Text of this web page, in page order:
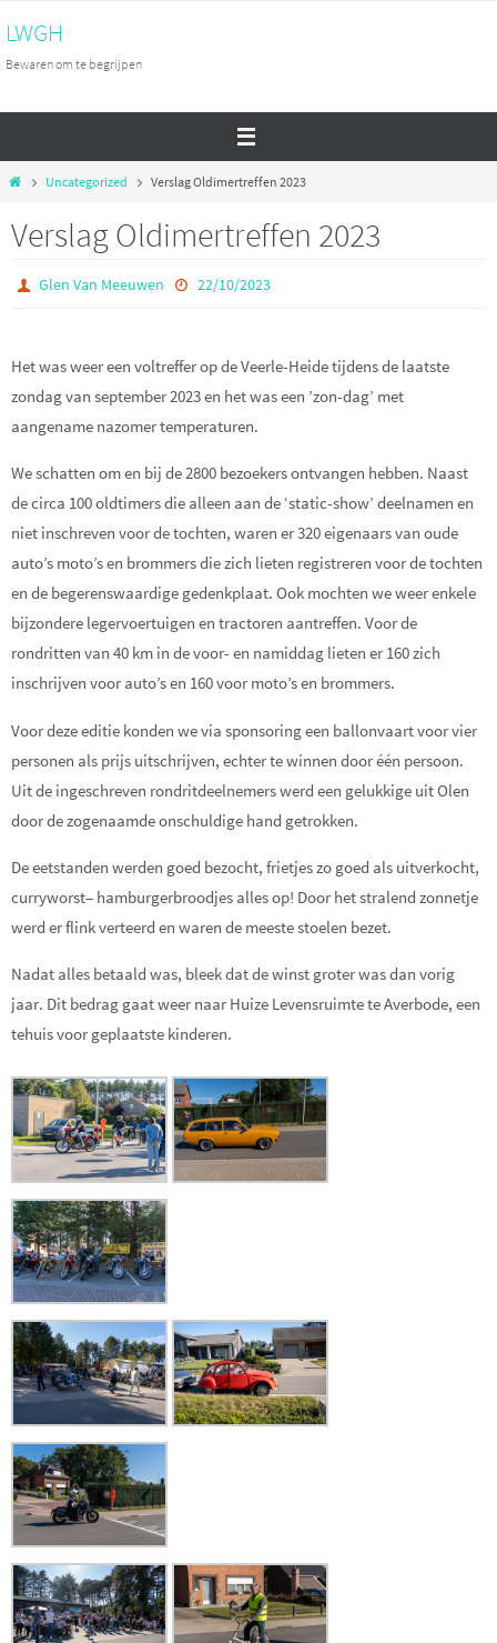
naar
de
LWGH
Bewaren om te begrijpen
HomeUncategorized Verslag Oldimertreffen 2023
Verslag Oldimertreffen 2023
Glen Van Meeuwen 22/10/2023
Het was weer een voltreffer op de Veerle-Heide tijdens de laatste
zondag van september 2023 en het was een ’zon-dag’ met
aangename nazomer temperaturen.
We schatten om en bij de 2800 bezoekers ontvangen hebben. Naast
de circa 100 oldtimers die alleen aan de ‘static-show’ deelnamen en
niet inschreven voor de tochten, waren er 320 eigenaars van oude
auto’s moto’s en brommers die zich lieten registreren voor de tochten
en de begerenswaardige gedenkplaat. Ook mochten we weer enkele
bijzondere legervoertuigen en tractoren aantreffen. Voor de
rondritten van 40 km in de voor- en namiddag lieten er 160 zich
inschrijven voor auto’s en 160 voor moto’s en brommers.
Voor deze editie konden we via sponsoring een ballonvaart voor vier
personen als prijs uitschrijven, echter te winnen door één persoon.
Uit de ingeschreven rondritdeelnemers werd een gelukkige uit Olen
door de zogenaamde onschuldige hand getrokken.
De eetstanden werden goed bezocht, frietjes zo goed als uitverkocht,
curryworst– hamburgerbroodjes alles op! Door het stralend zonnetje
werd er flink verteerd en waren de meeste stoelen bezet.
Nadat alles betaald was, bleek dat de winst groter was dan vorig
jaar. Dit bedrag gaat weer naar Huize Levensruimte te Averbode, een
tehuis voor geplaatste kinderen.